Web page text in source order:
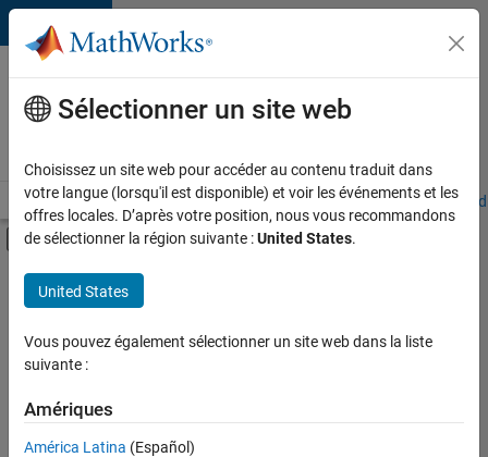
Passer au contenu
Votre
carrière
chez
Accueil Explorer nos opportunités Adresses de nos bureaux
Activer/désactiver l'affichage du menu
Contenu principal
FILTRER PAR
Stages
Ventes internes
Opérations commerciales
Actuellement,
Sélectionner un site web
Choisissez un site web pour accéder au contenu traduit dans
votre langue (lorsqu'il est disponible) et voir les événements et les
offres locales. D’après votre position, nous vous recommandons
de sélectionner la région suivante :United States.
United States
Vous pouvez également sélectionner un site web dans la liste
suivante :
Amériques
América Latina (Español)